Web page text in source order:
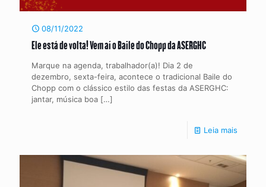
08/11/2022
Ele está de volta! Vem aí o Baile do Chopp da ASERGHC
Marque na agenda, trabalhador(a)! Dia 2 de
dezembro, sexta-feira, acontece o tradicional Baile do
Chopp com o clássico estilo das festas da ASERGHC:
jantar, música boa […]
Leia mais